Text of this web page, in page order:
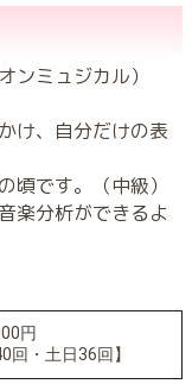
ンミュジカル）
け、自分だけの表
頃です。（中級）
楽分析ができるよ
円
回・土日36回】